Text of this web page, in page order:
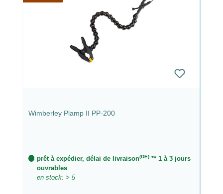
Wimberley Plamp II PP-200
prêt à expédier, délai de livraison(DE)** 1 à 3 jours
ouvrables
en stock: > 5